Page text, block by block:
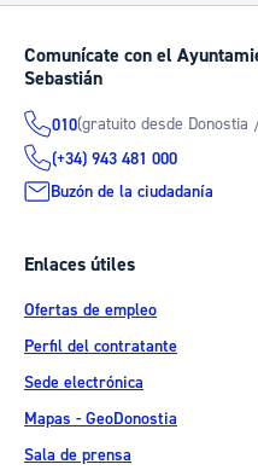
Comunícate con el
Sebastián
010(gratuito desde Donostia
(+34) 943 481 000
Buzón de la ciudadanía
Enlaces útiles
Ofertas de empleo
Perfil del contratante
Sede electrónica
Mapas - GeoDonostia
Sala de prensa